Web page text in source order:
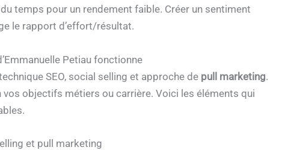
temps pour un rendement faible. Créer un sentiment
le rapport d’effort/résultat.
Petiau fonctionne
SEO, social selling et approche de pull marketing.
objectifs métiers ou carrière. Voici les éléments qui
et pull marketing